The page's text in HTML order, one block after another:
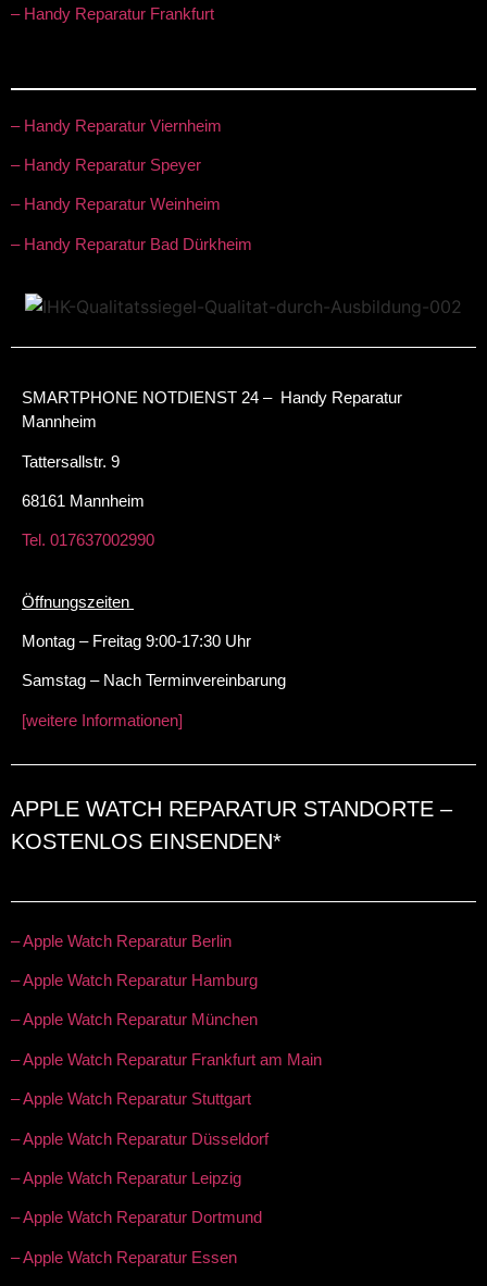
– Handy Reparatur Frankfurt
– Handy Reparatur Viernheim
– Handy Reparatur Speyer
– Handy Reparatur Weinheim
– Handy Reparatur Bad Dürkheim
SMARTPHONE NOTDIENST 24 – Handy Reparatur
Mannheim
Tattersallstr. 9
68161 Mannheim
Tel. 017637002990
Öffnungszeiten
Montag – Freitag 9:00-17:30 Uhr
Samstag – Nach Terminvereinbarung
[weitere Informationen]
APPLE WATCH REPARATUR STANDORTE –
KOSTENLOS EINSENDEN*
– Apple Watch Reparatur Berlin
– Apple Watch Reparatur Hamburg
– Apple Watch Reparatur München
– Apple Watch Reparatur Frankfurt am Main
– Apple Watch Reparatur Stuttgart
– Apple Watch Reparatur Düsseldorf
– Apple Watch Reparatur Leipzig
– Apple Watch Reparatur Dortmund
– Apple Watch Reparatur Essen